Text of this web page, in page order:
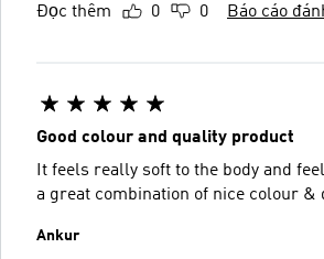
Đọc thêm 0 0 Báo cáo
Good colour and quality product
It feels really soft to the body and
a great combination of nice colour &
Ankur